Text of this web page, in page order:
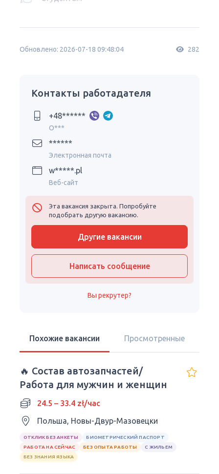
Обновлено: 2026-07-18 09:48:04 282
Контакты работадателя
+48******
O***
******
Электронная почта
w*****.pl
Веб-сайт
Эта вакансия закрыта. Попробуйте
подобрать другую вакансию.
Другие вакансии
Написать сообщение
Вы рекрутер?
Похожие вакансии Просмотренные
🔥 Состав автозапчастей/
Работа для мужчин и женщин
24.5 – 33.4 zł/час
Польша, Новы-Двур-Мазовецки
ОТКЛИК БЕЗ АНКЕТЫ
БИОМЕТРИЧЕСКИЙ ПАСПОРТ
РАБОТА НА СЕЙЧАС
БЕЗ ОПЫТА РАБОТЫ
С ЖИЛЬЕМ
БЕЗ ЗНАНИЯ ЯЗЫКА